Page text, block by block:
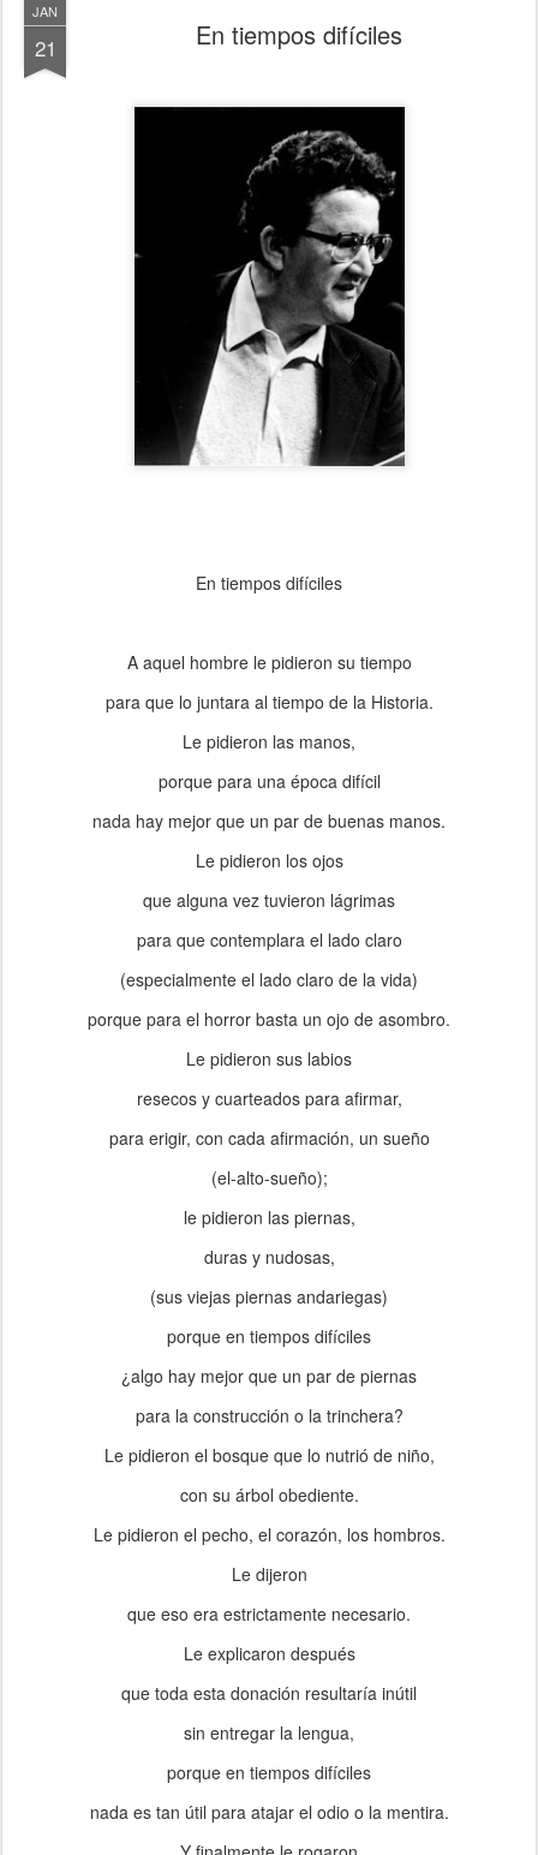
JAN
21 En tiempos difíciles
En tiempos difíciles
A aquel hombre le pidieron su tiempo
para que lo juntara al tiempo de la Historia.
Le pidieron las manos,
porque para una época difícil
nada hay mejor que un par de buenas manos.
Le pidieron los ojos
que alguna vez tuvieron lágrimas
para que contemplara el lado claro
(especialmente el lado claro de la vida)
porque para el horror basta un ojo de asombro.
Le pidieron sus labios
resecos y cuarteados para afirmar,
para erigir, con cada afirmación, un sueño
(el-alto-sueño);
le pidieron las piernas,
duras y nudosas,
(sus viejas piernas andariegas)
porque en tiempos difíciles
¿algo hay mejor que un par de piernas
para la construcción o la trinchera?
Le pidieron el bosque que lo nutrió de niño,
con su árbol obediente.
Le pidieron el pecho, el corazón, los hombros.
Le dijeron
que eso era estrictamente necesario.
Le explicaron después
que toda esta donación resultaría inútil
sin entregar la lengua,
porque en tiempos difíciles
nada es tan útil para atajar el odio o la mentira.